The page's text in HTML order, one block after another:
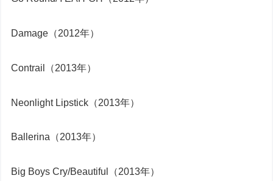
Damage（2012年）
Contrail（2013年）
Neonlight Lipstick（2013年）
Ballerina（2013年）
Big Boys Cry/Beautiful（2013年）